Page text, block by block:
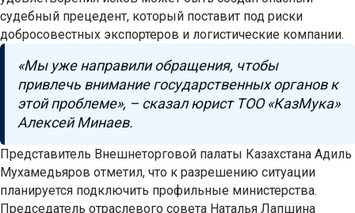
судебный прецедент, который поставит под риски
добросовестных экспортеров и логистические компании.
«Мы уже направили обращения, чтобы
привлечь внимание государственных органов к
этой проблеме», – сказал юрист ТОО «КазМука»
Алексей Минаев.
Представитель Внешнеторговой палаты Казахстана Адиль
Мухамедьяров отметил, что к разрешению ситуации
планируется подключить профильные министерства.
Председатель отраслевого совета Наталья Лапшина